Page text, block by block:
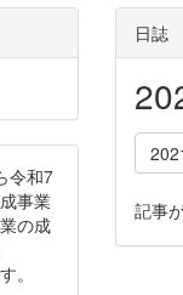
日誌
記事
令和7
事業
の成
。